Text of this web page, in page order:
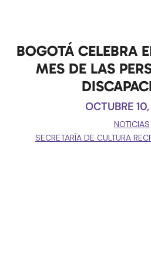
BOGOTÁ CELEBRA
MES DE LAS
OCTUBRE
NOTICIAS
SECRETARÍA DE CULTURA